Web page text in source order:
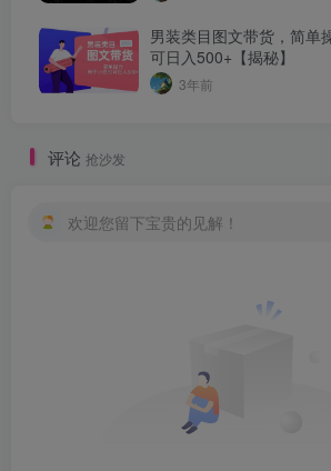
男装类目图文带货，简单
可日入500+【揭秘】
3年前
评论 抢沙发
欢迎您留下宝贵的见解！